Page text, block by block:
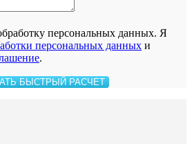
персональных данных. Я
персональных данных и
.